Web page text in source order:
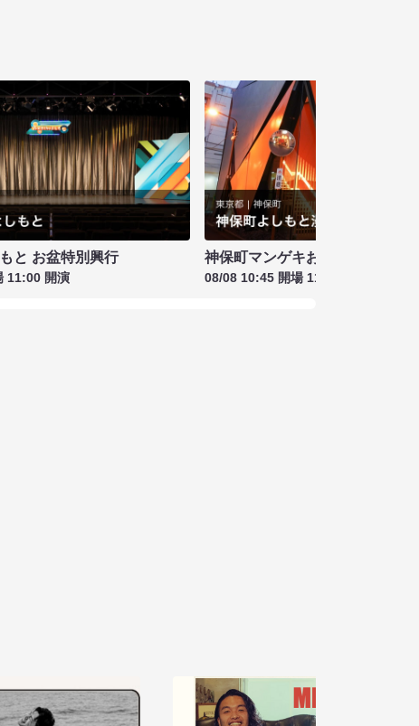
と お盆特別興行
11:00 開演
神保町マンゲキお笑いライブ お
08/08 10:45 開場 11:00 開演